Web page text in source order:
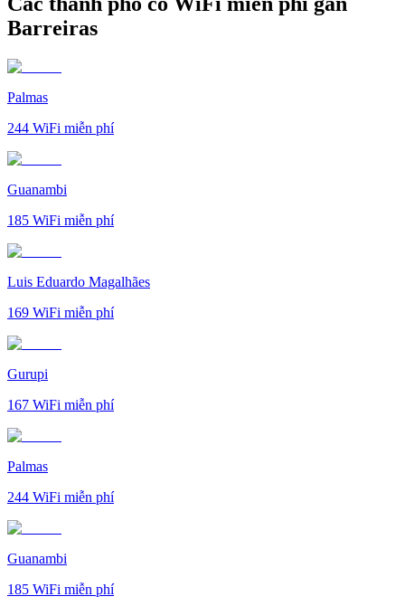
Barreiras
Palmas
244 WiFi miễn phí
Guanambi
185 WiFi miễn phí
Luis Eduardo Magalhães
169 WiFi miễn phí
Gurupi
167 WiFi miễn phí
Palmas
244 WiFi miễn phí
Guanambi
185 WiFi miễn phí